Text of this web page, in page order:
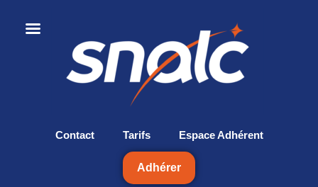
Contact Tarifs Espace Adhérent
Adhérer